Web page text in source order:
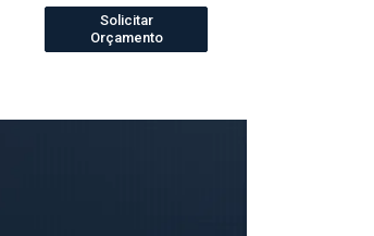
Solicitar
Orçamento